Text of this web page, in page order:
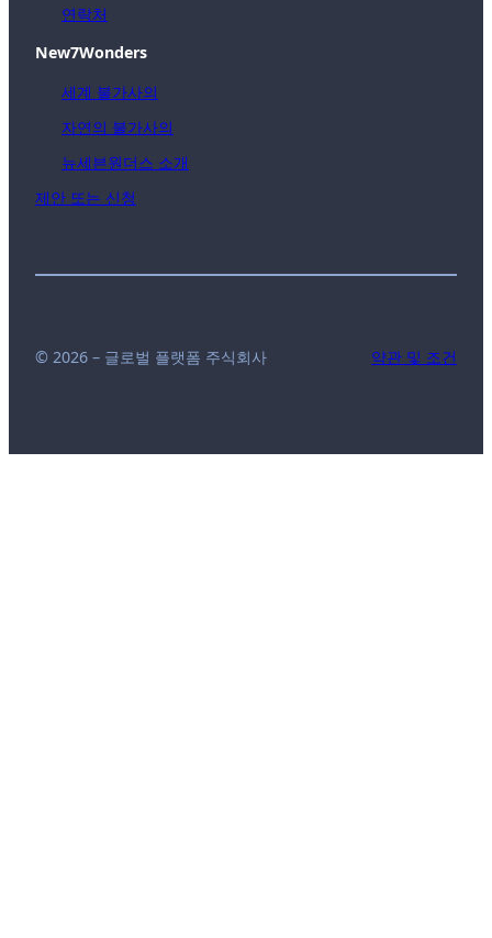
연락처
New7Wonders
세계 불가사의
자연의 불가사의
뉴세븐원더스 소개
제안 또는 신청
© 2026 – 글로벌 플랫폼 주식회사 약관 및 조건